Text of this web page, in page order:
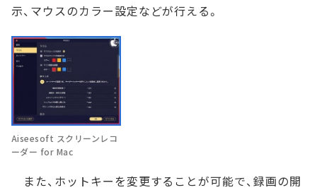
示、マウスのカラー設定などが行える。
Aiseesoft スクリーンレコ
ーダー for Mac
また、ホットキーを変更することが可能で、録画の開